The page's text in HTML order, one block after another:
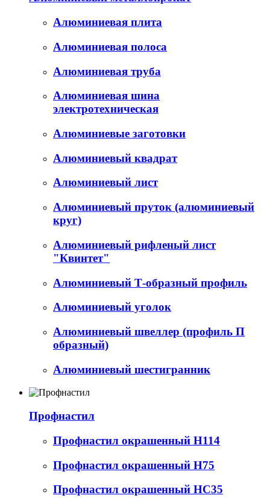
Алюминиевая плита
Алюминиевая полоса
Алюминиевая труба
Алюминиевая шина
электротехническая
Алюминиевые заготовки
Алюминиевый квадрат
Алюминиевый лист
Алюминиевый пруток (алюминиевый
круг)
Алюминиевый рифленый лист
"Квинтет"
Алюминиевый Т-образный профиль
Алюминиевый уголок
Алюминиевый швеллер (профиль П
образный)
Алюминиевый шестигранник
Профнастил
Профнастил окрашенный Н114
Профнастил окрашенный Н75
Профнастил окрашенный НС35